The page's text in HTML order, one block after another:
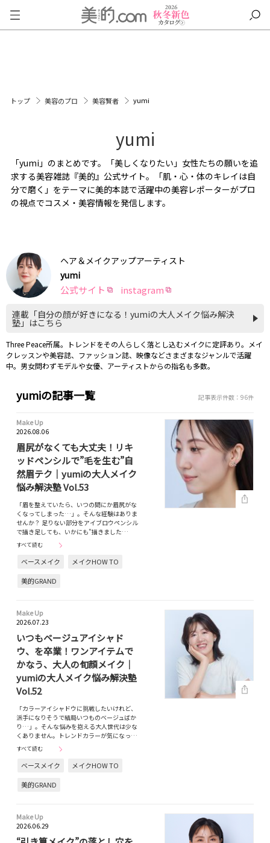
トップ 美容のプロ 美容賢者 yumi
yumi
「yumi」のまとめです。「美しくなりたい」女性たちの願いを追
求する美容雑誌『美的』公式サイト。「肌・心・体のキレイは自
分で磨く」をテーマに美的本誌で活躍中の美容レポーターがプロ
の視点でコスメ・美容情報を発信します。
ヘア＆メイクアップアーティスト
yumi
公式サイト instagram
連載「自分の顔が好きになる！yumiの大人メイク悩み解決
塾」はこちら
Three Peace所属。トレンドをその人らしく落とし込むメイクに定評あり。メイ
クレッスンや美容誌、ファッション誌、映像などさまざまなジャンルで活躍
中。男女問わずモデルや女優、アーティストからの指名も多数。
yumiの記事一覧 記事表示件数：96件
Make Up
2026.08.06
眉尻がなくても大丈夫！リキ
ッドペンシルで”毛を生む”自
然眉テク｜yumiの大人メイク
悩み解決塾 Vol.53
「眉を整えていたら、いつの間にか眉尻がな
くなってしまった…」。そんな経験はありま
せんか？ 足りない部分をアイブロウペンシル
で描き足しても、いかにも"描きました…
すべて読む
ベースメイク
メイクHOW TO
美的GRAND
Make Up
2026.07.23
いつもベージュアイシャド
ウ、を卒業！ワンアイテムで
かなう、大人の旬顔メイク｜
yumiの大人メイク悩み解決塾
Vol.52
「カラーアイシャドウに挑戦したいけれど、
派手になりそうで結局いつものベージュばか
り…」。そんな悩みを抱える大人世代は少な
くありません。トレンドカラーが気になっ…
すべて読む
ベースメイク
メイクHOW TO
美的GRAND
Make Up
2026.06.29